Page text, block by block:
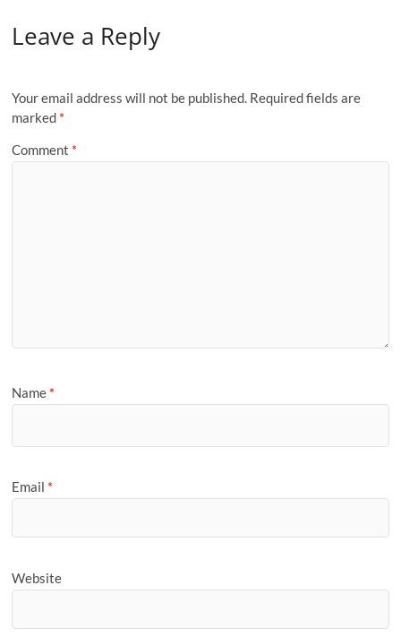
Leave a Reply
Your email address will not be published. Required fields are
marked *
Comment *
Name *
Email *
Website